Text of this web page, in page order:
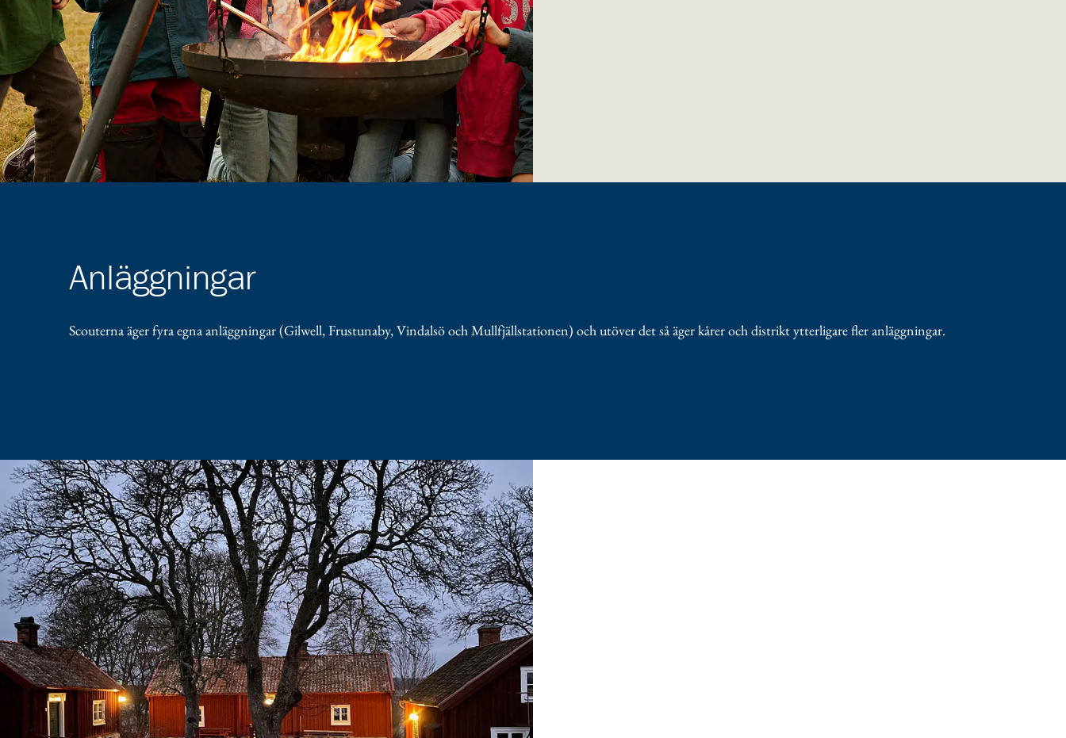
Läs mer på scoutstuga.se
Anläggningar
Scouterna äger fyra egna anläggningar (Gilwell, Frustunaby, Vindalsö och Mullfjällstationen) och utöver det så äger kårer och distrikt ytterligare fler anläggningar.
Scoutgården Frustunaby
Föreningen för Frustunaby förvaltar scoutgården Frustunaby i Gnesta åt
Scouterna. Anläggningen, som har anor från 1700-talet, är charmig och
välskött och passar både scoutgruppen och konferensgäster, den ligger vid
Frösjön med egen brygga och båtar.